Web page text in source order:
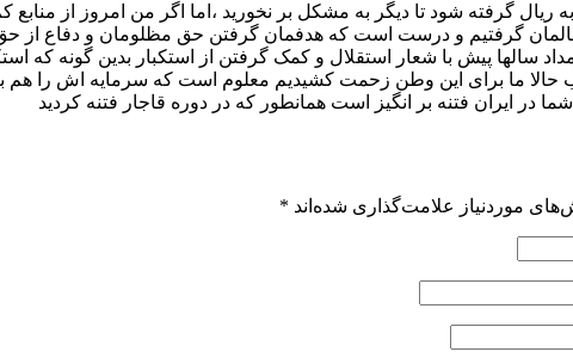
ریال گرفته شود تا دیگر به مشکل بر نخورید ،اما اگر من امروز از
گرفتیم و درست است که هدفمان گرفتن حق مظلومان و دفاع از
سالها پیش با شعار استقلال و کمک گرفتن از استکبار بدین گونه که
ما برای این وطن زحمت کشیدیم معلوم است که سرمایه اش را هم
در ایران فتنه بر انگیز است همانطور که در دوره قاجار فتنه کردید
موردنیاز علامت‌گذاری شده‌اند *